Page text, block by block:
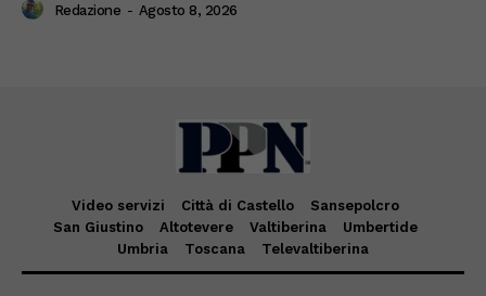
Redazione - Agosto 8, 2026
Video servizi Città di Castello
Sansepolcro
San Giustino
Altotevere Valtiberina
Umbertide
Umbria
Toscana Televaltiberina